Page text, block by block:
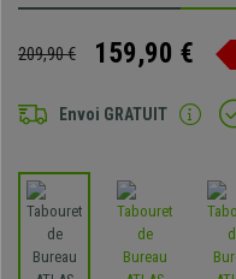
209,90 € 159,90 €
Envoi GRATUIT